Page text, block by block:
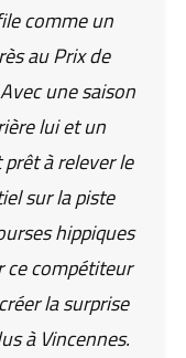
comme un
au Prix de
une saison
lui et un
à relever le
sur la piste
hippiques
compétiteur
la surprise
à Vincennes.